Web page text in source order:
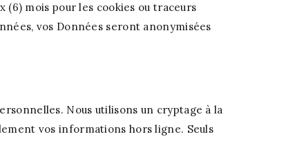
(6) mois pour les cookies ou traceurs
vos Données seront anonymisées
Nous utilisons un cryptage à la
vos informations hors ligne. Seuls